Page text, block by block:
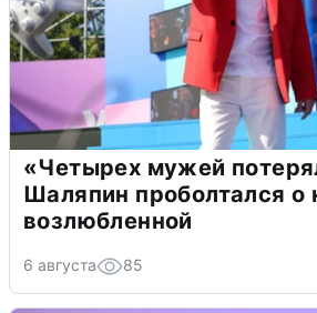
«Четырех мужей
Шаляпин проболтался о
возлюбленной
6 августа 85